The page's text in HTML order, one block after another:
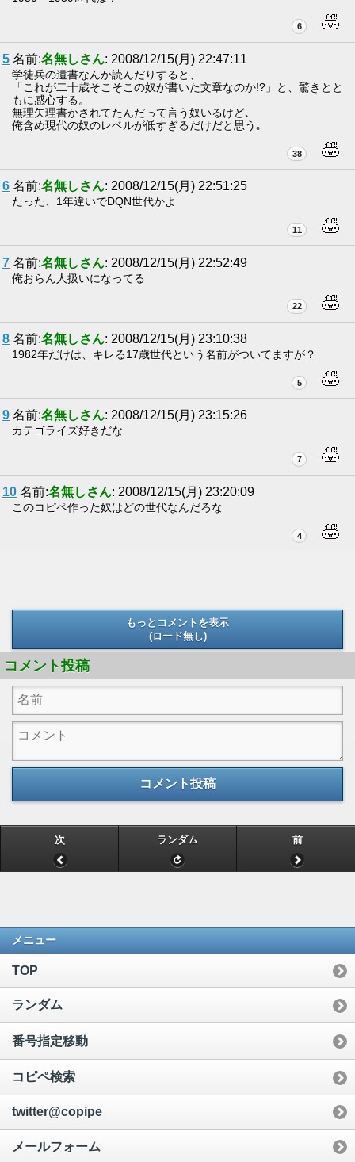
6
5 名前:名無しさん: 2008/12/15(月) 22:47:11
学徒兵の遺書なんか読んだりすると、
「これが二十歳そこそこの奴が書いた文章なのか!?」と、驚きとと
もに感心する。
無理矢理書かされてたんだって言う奴いるけど､
俺含め現代の奴のレベルが低すぎるだけだと思う｡
38
6 名前:名無しさん: 2008/12/15(月) 22:51:25
たった、1年違いでDQN世代かよ
11
7 名前:名無しさん: 2008/12/15(月) 22:52:49
俺おらん人扱いになってる
22
8 名前:名無しさん: 2008/12/15(月) 23:10:38
1982年だけは、キレる17歳世代という名前がついてますが？
5
9 名前:名無しさん: 2008/12/15(月) 23:15:26
カテゴライズ好きだな
7
10 名前:名無しさん: 2008/12/15(月) 23:20:09
このコピペ作った奴はどの世代なんだろな
4
もっとコメントを表示
(ロード無し)
コメント投稿
コメント投稿
次 ランダム 前
メニュー
TOP
ランダム
番号指定移動
コピペ検索
twitter@copipe
メールフォーム